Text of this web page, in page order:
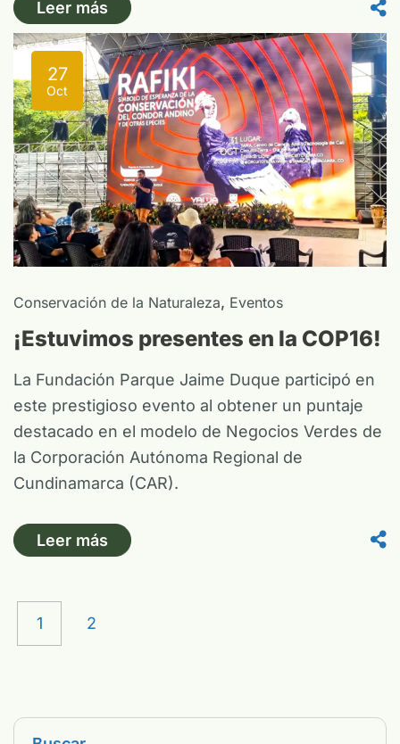
Leer más
27
Oct
Conservación de la Naturaleza, Eventos
¡Estuvimos presentes en la COP16!
La Fundación Parque Jaime Duque participó en
este prestigioso evento al obtener un puntaje
destacado en el modelo de Negocios Verdes de
la Corporación Autónoma Regional de
Cundinamarca (CAR).
Leer más
1 2